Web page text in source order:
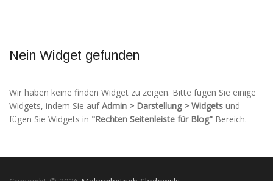
Nein Widget gefunden
Wir haben keine finden Widget zu zeigen. Bitte fügen Sie einige
Widgets, indem Sie aufAdmin > Darstellung > Widgets und
fügen Sie Widgets in "Rechten Seitenleiste für Blog" Bereich.